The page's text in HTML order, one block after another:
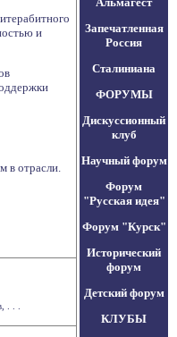
и
в отрасли.
. . .
Запечатленная
Россия
Сталиниана
ФОРУМЫ
Дискуссионный
клуб
Научный форум
Форум
"Русская идея"
Форум "Курск"
Исторический
форум
Детский форум
КЛУБЫ